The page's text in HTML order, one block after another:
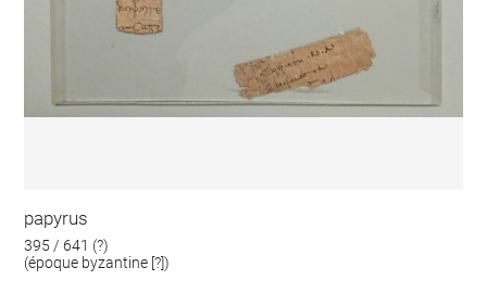
papyrus
395 / 641 (?)
(époque byzantine [?])